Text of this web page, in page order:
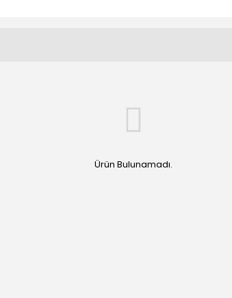
Ürün Bulunamadı.